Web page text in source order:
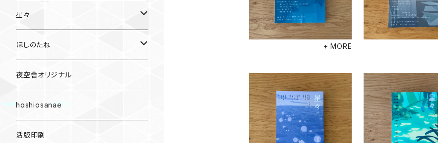
+ MORE
140字小説セレクション〈言葉のふね〉
そのほか
星々
雑誌「星々」
星々の本棚
その他
ほしのたね
雑誌「ほしのたね」
ほしのたねライブラリ
夜空舎オリジナル
hoshiosanae
活版印刷